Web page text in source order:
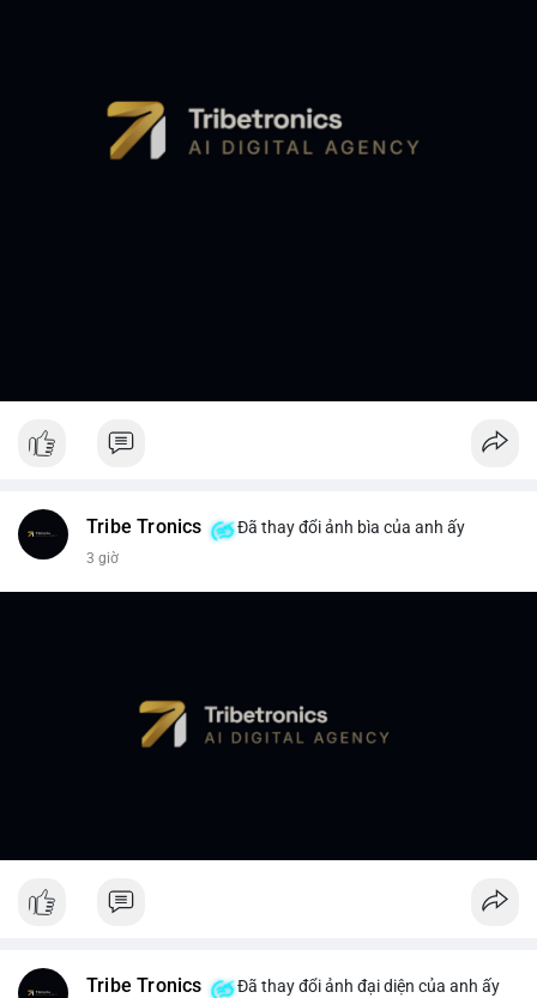
Tribe Tronics Đã thay đổi ảnh bìa của anh ấy
3 giờ
Tribe Tronics Đã thay đổi ảnh đại diện của anh ấy